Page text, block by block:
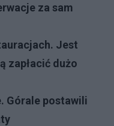
za sam
Jest
zapłacić dużo
Górale postawili